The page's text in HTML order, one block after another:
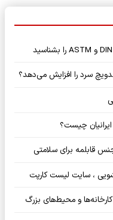
سرد را افزایش می‌دهد؟
چیست؟
قابلمه برای سلامتی
، سایت لیست کارپت
و محیط‌های بزرگ